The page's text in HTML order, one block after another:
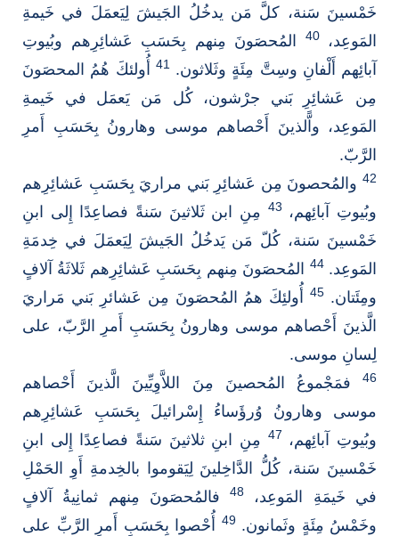
خَمْسينَ سَنة، كلَّ مَن يدخُلُ الجَيشَ لِيَعمَلَ في خَيمةِ
المَوعِد،40
المُحصَونَ مِنهم بِحَسَبِ عَشائِرِهم وبُيوتِ
آبائِهم أَلْفانِ وسِتَّ مِئَةٍ وثَلاثون.41
أُولئكَ هُمُ المحصَونَ
مِن عَشائِرِ بَني جرْشون، كُل مَن يَعمَل في خَيمةِ
المَوعِد، واًّلذينَ أَحْصاهم موسى وهارونُ بِحَسَبِ أَمرِ
الرَّبّ.
42 والمُحصونَ مِن عَشائِرِ بَني مراريَ بِحَسَبِ عَشائِرِهم
وبُيوتِ آبائِهم،
43 مِنِ ابن ثَلاثينَ سَنةً فصاعِدًا إِلى ابنِ
خَمْسينَ سَنة، كُلّ مَن يَدخُلُ الجَيشَ لِيَعمَلَ في خِدمَةِ
المَوعِد.44
المُحصَونَ مِنهم بِحَسَبِ عَشائِرِهم ثَلاثَةُ آلافٍ
ومِئَتان. 45أُولئِكَ همُ المُحصَونَ مِن عَشائرِ بَني مَراريَ
الَّذينَ أَحْصاهم موسى وهارونُ بِحَسَبِ أَمرِ الرَّبّ، على
لِسانِ موسى.
46
فمَجْموعُ المُحصينَ مِنَ اللاَّوِيِّينَ الَّذينَ أَحْصاهم
موسى وهارونُ وُرؤَساءُ إِسْرائيلَ بِحَسَبِ عَشائِرِهم
وبُيوتِ آبائِهم،
47 مِنِ ابنِ ثلاثينَ سَنةً فصاعِدًا إِلى ابنِ
خَمْسينَ سَنة، كُلُّ الدَّاخِلينَ لِيَقوموا بالخِدمةِ أَوِ الحَمْلِ
في خَيمَةِ المَوعِد،
48فالمُحصَونَ مِنهم ثمانِيةُ آلافٍ
وخَمْسُ مِئَةٍ وثَمانون.49
أُحْصوا بِحَسَبِ أَمرِ الرَّبِّ على